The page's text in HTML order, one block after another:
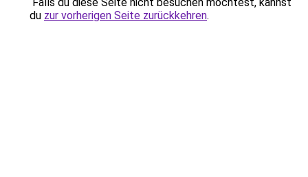
du zur vorherigen Seite zurückkehren.